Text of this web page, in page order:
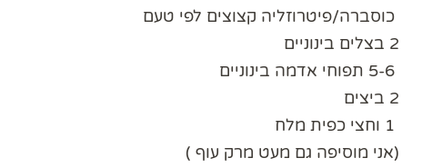
כוסברה/פיטרוזליה קצוצים לפי טעם
2 בצלים בינוניים
2 ביצים
(אני מוסיפה גם מעט מרק עוף )